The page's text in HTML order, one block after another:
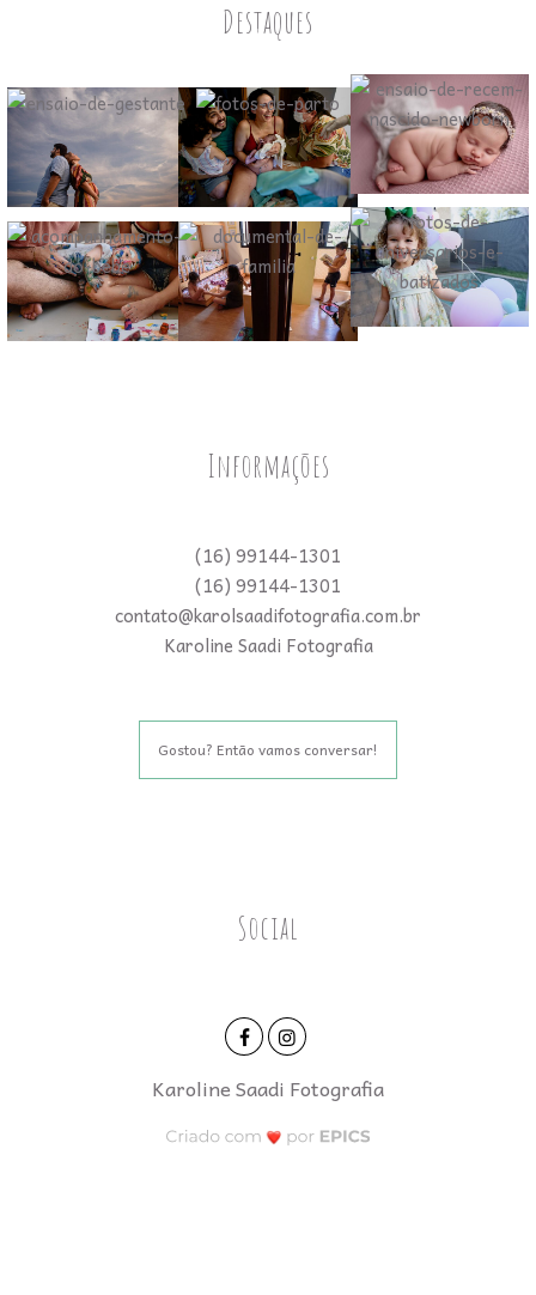
Destaques
Informações
(16) 99144-1301
(16) 99144-1301
contato@karolsaadifotografia.com.br
Karoline Saadi Fotografia
Gostou? Então vamos conversar!
Social
Karoline Saadi Fotografia